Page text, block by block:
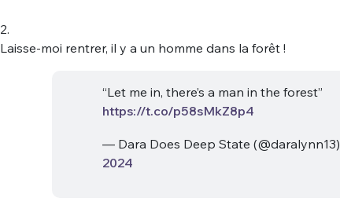
2.
Laisse-moi rentrer, il y a un homme dans la forêt !
“Let me in, there’s a man in the forest”
https://t.co/p58sMkZ8p4
— Dara Does Deep State (@daralynn13)
2024